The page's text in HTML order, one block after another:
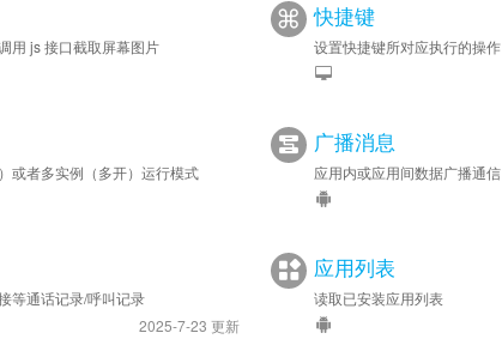
用 js 接口截取屏幕图片
快捷键
设置快捷键所对应执行的操作
或者多实例（多开）运行模式
广播消息
应用内或应用间数据广播通信
等通话记录/呼叫记录
2025-7-23 更新
应用列表
读取已安装应用列表